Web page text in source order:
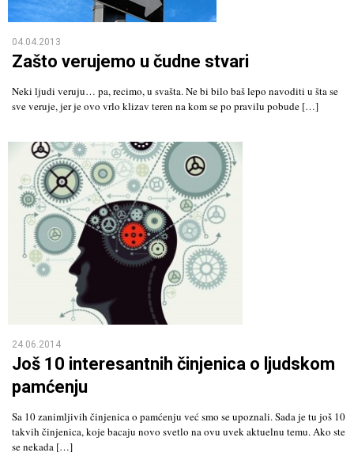
04.04.2013
Zašto verujemo u čudne stvari
Neki ljudi veruju… pa, recimo, u svašta. Ne bi bilo baš lepo navoditi u šta se
sve veruje, jer je ovo vrlo klizav teren na kom se po pravilu pobude […]
24.06.2014
Još 10 interesantnih činjenica o ljudskom
pamćenju
Sa 10 zanimljivih činjenica o pamćenju već smo se upoznali. Sada je tu još 10
takvih činjenica, koje bacaju novo svetlo na ovu uvek aktuelnu temu. Ako ste
se nekada […]